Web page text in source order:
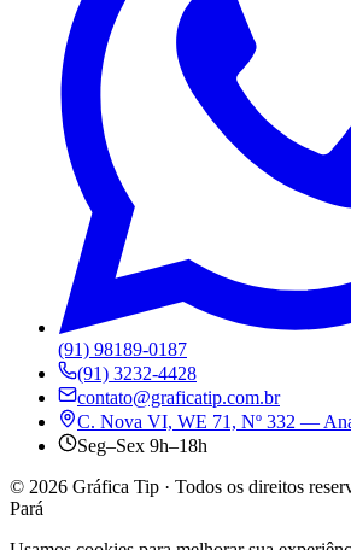
(91) 98189-0187
(91) 3232-4428
contato@graficatip.com.br
C. Nova VI, WE 71, Nº 332 —
Seg–Sex 9h–18h
© 2026 Gráfica Tip · Todos os direitos
Pará